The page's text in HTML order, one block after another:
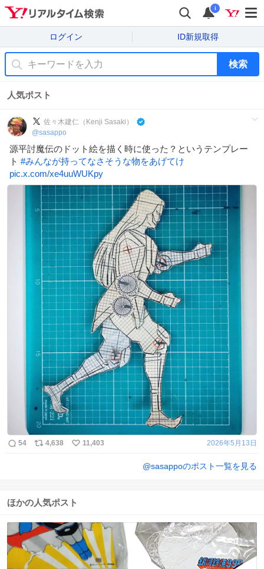
i
ログイン ID新規取得
検索
人気ポスト
佐々木建仁（Kenji Sasaki）
@sasappo
源平討魔伝のドット絵を描く時に使った？というテンプレー
ト #みんなが持ってなさそうな物をあげてけ
pic.x.com/xe4uuWUKpy
54 4,638 11,403 2026年5月13日
@sasappoのポスト一覧を見る
ほかの人気ポスト